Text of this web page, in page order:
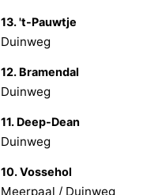
13. 't-Pauwtje
Duinweg
12. Bramendal
Duinweg
11. Deep-Dean
Duinweg
10. Vossehol
Meerpaal / Duinweg